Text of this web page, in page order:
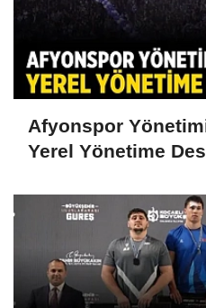
Afyonspor
Yerel Yönetime